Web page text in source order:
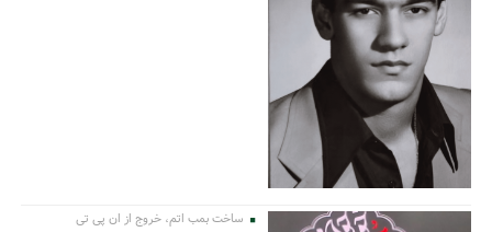
ساخت بمب اتم، خروج از ان پی تی